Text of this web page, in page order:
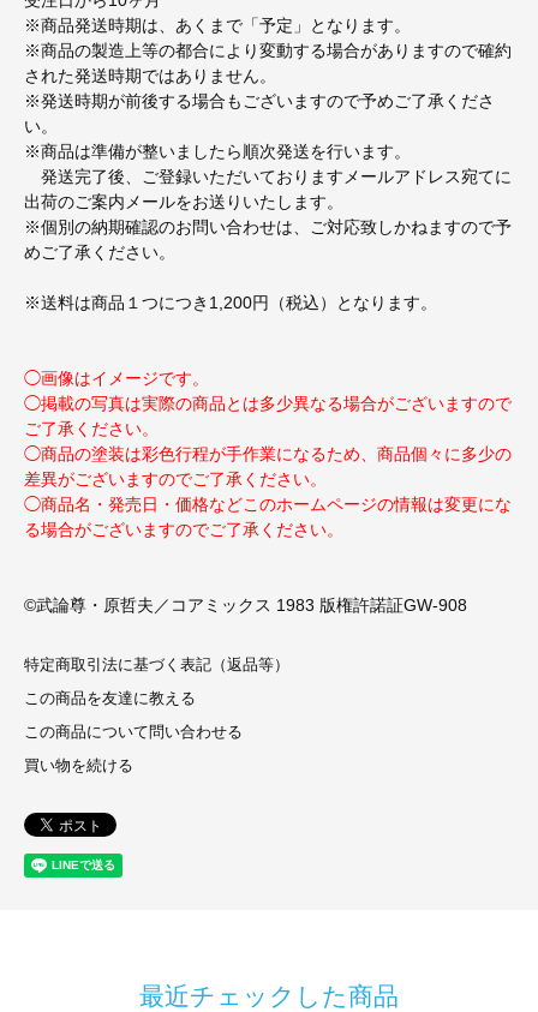
※商品発送時期は、あくまで「予定」となります。
※商品の製造上等の都合により変動する場合がありますので確約
された発送時期ではありません。
※発送時期が前後する場合もございますので予めご了承くださ
い。
※商品は準備が整いましたら順次発送を行います。
発送完了後、ご登録いただいておりますメールアドレス宛てに
出荷のご案内メールをお送りいたします。
※個別の納期確認のお問い合わせは、ご対応致しかねますので予
めご了承ください。
※送料は商品１つにつき1,200円（税込）となります。
◯画像はイメージです。
◯掲載の写真は実際の商品とは多少異なる場合がございますので
ご了承ください。
◯商品の塗装は彩色行程が手作業になるため、商品個々に多少の
差異がございますのでご了承ください。
◯商品名・発売日・価格などこのホームページの情報は変更にな
る場合がございますのでご了承ください。
©武論尊・原哲夫／コアミックス 1983 版権許諾証GW-908
特定商取引法に基づく表記（返品等）
この商品を友達に教える
この商品について問い合わせる
買い物を続ける
最近チェックした商品